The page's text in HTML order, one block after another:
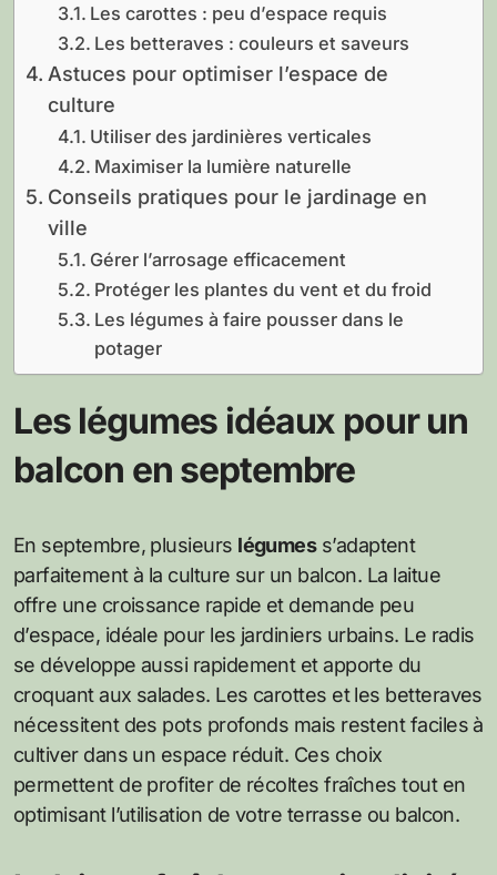
Les carottes : peu d’espace requis
Les betteraves : couleurs et saveurs
Astuces pour optimiser l’espace de
culture
Utiliser des jardinières verticales
Maximiser la lumière naturelle
Conseils pratiques pour le jardinage en
ville
Gérer l’arrosage efficacement
Protéger les plantes du vent et du froid
Les légumes à faire pousser dans le
potager
Les légumes idéaux pour un
balcon en septembre
En septembre, plusieurs légumess’adaptent
parfaitement à la culture sur un balcon. La laitue
offre une croissance rapide et demande peu
d’espace, idéale pour les jardiniers urbains. Le radis
se développe aussi rapidement et apporte du
croquant aux salades. Les carottes et les betteraves
nécessitent des pots profonds mais restent faciles à
cultiver dans un espace réduit. Ces choix
permettent de profiter de récoltes fraîches tout en
optimisant l’utilisation de votre terrasse ou balcon.